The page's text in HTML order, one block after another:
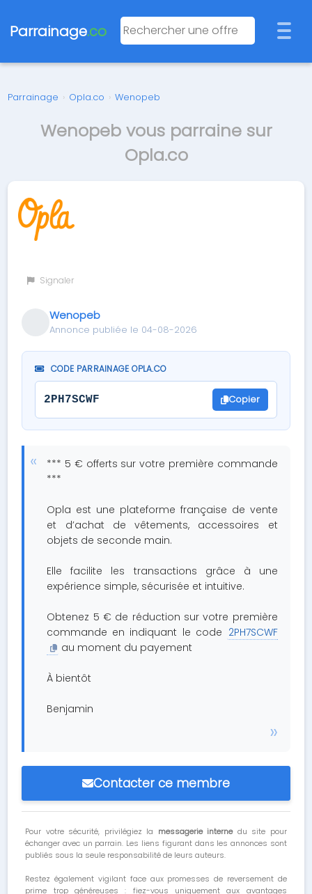
Parrainage.co
Parrainage › Opla.co › Wenopeb
Wenopeb vous parraine sur
Opla.co
Signaler
Wenopeb
Annonce publiée le 04-08-2026
CODE PARRAINAGE OPLA.CO
2PH7SCWF Copier
*** 5 € offerts sur votre première commande
***
Opla est une plateforme française de vente
et d’achat de vêtements, accessoires et
objets de seconde main.
Elle facilite les transactions grâce à une
expérience simple, sécurisée et intuitive.
Obtenez 5 € de réduction sur votre première
commande en indiquant le code 2PH7SCWF
au moment du payement
À bientôt
Benjamin
Contacter ce membre
Pour votre sécurité, privilégiez la messagerie internedu site pour
échanger avec un parrain. Les liens figurant dans les annonces sont
publiés sous la seule responsabilité de leurs auteurs.
Restez également vigilant face aux promesses de reversement de
prime trop généreuses : fiez-vous uniquement aux avantages